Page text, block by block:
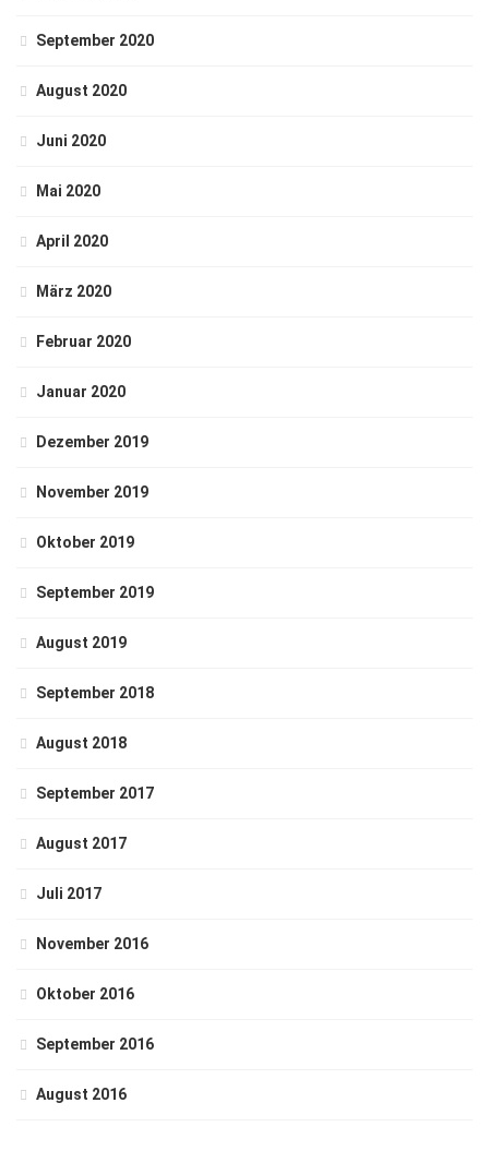
September 2020
August 2020
Juni 2020
Mai 2020
April 2020
März 2020
Februar 2020
Januar 2020
Dezember 2019
November 2019
Oktober 2019
September 2019
August 2019
September 2018
August 2018
September 2017
August 2017
Juli 2017
November 2016
Oktober 2016
September 2016
August 2016